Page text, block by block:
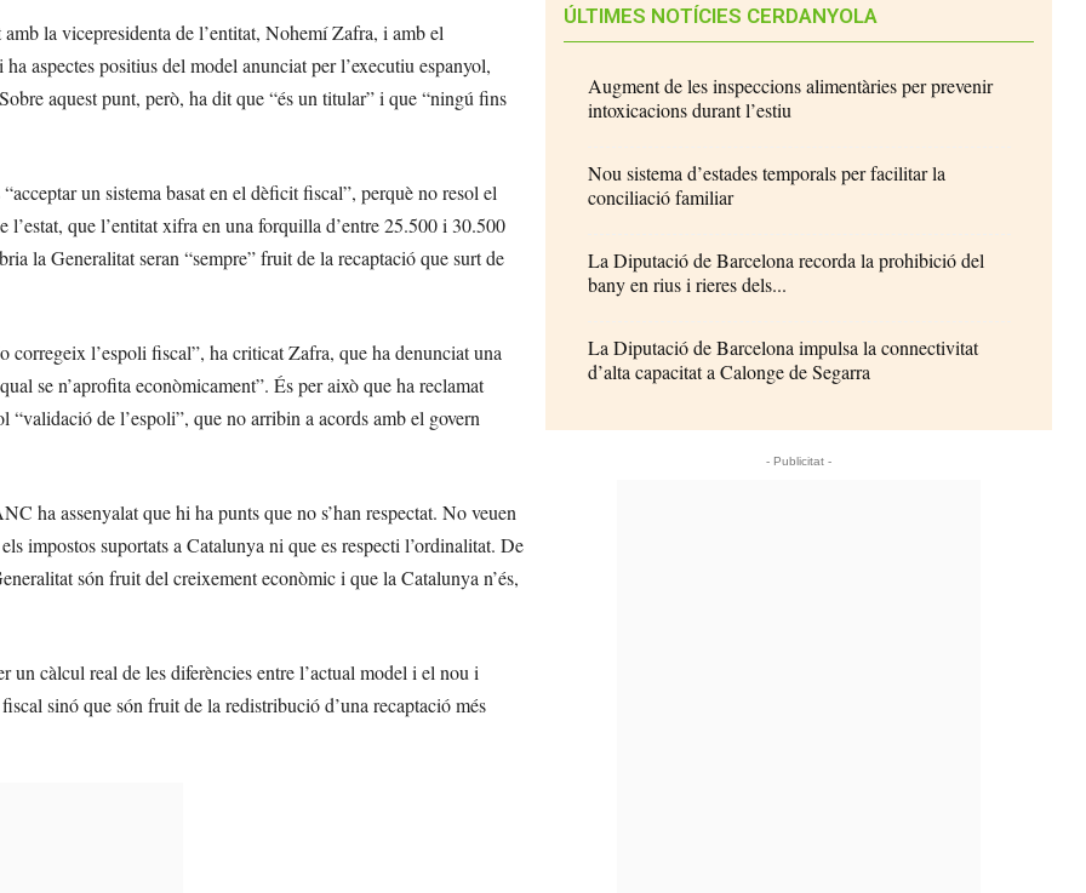
la vicepresidenta de l’entitat, Nohemí Zafra, i amb el
aspectes positius del model anunciat per l’executiu espanyol,
aquest punt, però, ha dit que “és un titular” i que “ningú fins
un sistema basat en el dèficit fiscal”, perquè no resol el
que l’entitat xifra en una forquilla d’entre 25.500 i 30.500
la Generalitat seran “sempre” fruit de la recaptació que surt de
corregeix l’espoli fiscal”, ha criticat Zafra, que ha denunciat una
se n’aprofita econòmicament”. És per això que ha reclamat
“validació de l’espoli”, que no arribin a acords amb el govern
ha assenyalat que hi ha punts que no s’han respectat. No veuen
impostos suportats a Catalunya ni que es respecti l’ordinalitat. De
són fruit del creixement econòmic i que la Catalunya n’és,
càlcul real de les diferències entre l’actual model i el nou i
sinó que són fruit de la redistribució d’una recaptació més
ÚLTIMES NOTÍCIES CERDANYOLA
Augment de les inspeccions alimentàries per prevenir
intoxicacions durant l’estiu
Nou sistema d’estades temporals per facilitar la
conciliació familiar
La Diputació de Barcelona recorda la prohibició del
bany en rius i rieres dels...
La Diputació de Barcelona impulsa la connectivitat
d’alta capacitat a Calonge de Segarra
- Publicitat -